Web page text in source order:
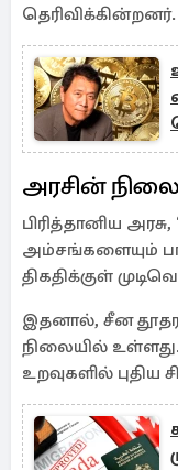
தெரிவிக்கின்றனர்.
அரசின்
பிரித்தானிய
அம்சங்களையும்
திகதிக்குள்
இதனால், சீன
நிலையில் உள்ளது.
உறவுகளில் புதிய